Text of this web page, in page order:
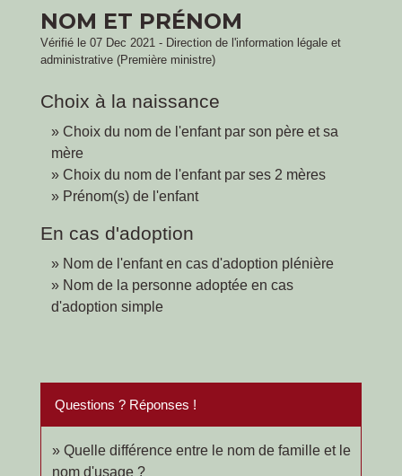
NOM ET PRÉNOM
Vérifié le 07 Dec 2021 - Direction de l'information légale et
administrative (Première ministre)
Choix à la naissance
Choix du nom de l'enfant par son père et sa
mère
Choix du nom de l'enfant par ses 2 mères
Prénom(s) de l'enfant
En cas d'adoption
Nom de l'enfant en cas d'adoption plénière
Nom de la personne adoptée en cas
d'adoption simple
Questions ? Réponses !
Quelle différence entre le nom de famille et le
nom d'usage ?